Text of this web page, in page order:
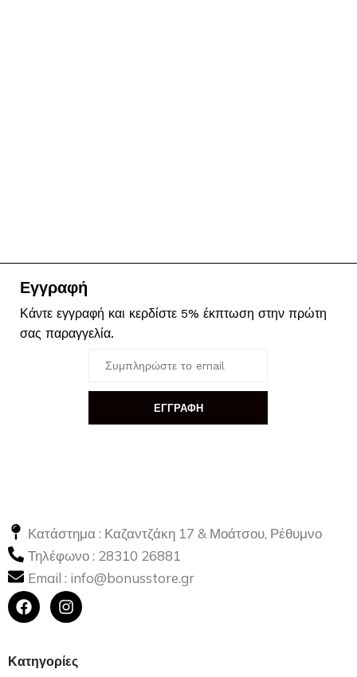
Εγγραφή
Κάντε εγγραφή και κερδίστε 5% έκπτωση στην πρώτη
σας παραγγελία.
ΕΓΓΡΑΦΗ
Κατάστημα : Καζαντζάκη 17 & Μοάτσου, Ρέθυμνο
Τηλέφωνο : 28310 26881
Email : info@bonusstore.gr
Κατηγορίες